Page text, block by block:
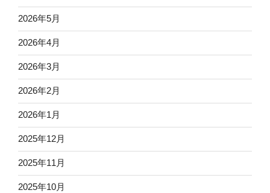
2026年5月
2026年4月
2026年3月
2026年2月
2026年1月
2025年12月
2025年11月
2025年10月